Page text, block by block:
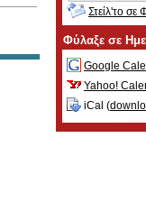
Στείλ'το σε
Φύλαξε σε
Google
Yahoo!
iCal (